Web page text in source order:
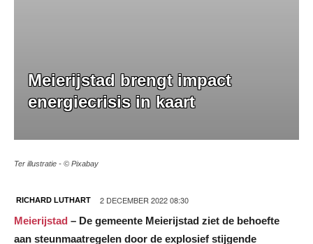
Meierijstad brengt impact
energiecrisis in kaart
Ter illustratie - © Pixabay
RICHARD LUTHART 2 DECEMBER 2022 08:30
Meierijstad – De gemeente Meierijstad ziet de behoefte
aan steunmaatregelen door de explosief stijgende